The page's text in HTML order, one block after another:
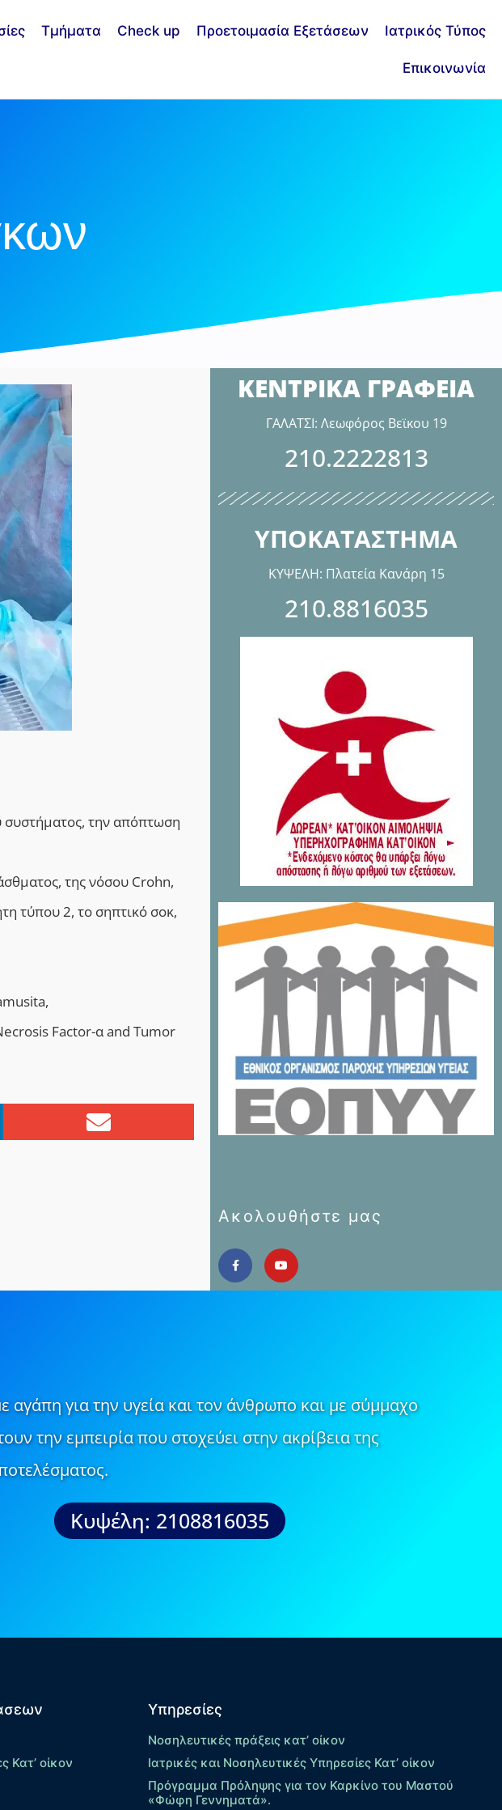
Τμήματα Check up Προετοιμασία Εξετάσεων Ιατρικός Τύπος
Επικοινωνία
συστήματος, την απόπτωση
της νόσου Crohn,
τύπου 2, το σηπτικό σοκ,
Factor-α and Tumor
ΚΕΝΤΡΙΚΑ ΓΡΑΦΕΙΑ
ΓΑΛΑΤΣΙ: Λεωφόρος Βεϊκου 19
210.2222813
ΥΠΟΚΑΤΑΣΤΗΜΑ
ΚΥΨΕΛΗ: Πλατεία Κανάρη 15
210.8816035
Ακολουθήστε μας
αγάπη για την υγεία και τον άνθρωπο και με σύμμαχο
την εμπειρία που στοχεύει στην ακρίβεια της
Κυψέλη: 2108816035
Κατ’ οίκον
Υπηρεσίες
Νοσηλευτικές πράξεις κατ’ οίκον
Ιατρικές και Νοσηλευτικές Υπηρεσίες Κατ’ οίκον
Πρόγραμμα Πρόληψης για τον Καρκίνο του Μαστού
«Φώφη Γεννηματά».